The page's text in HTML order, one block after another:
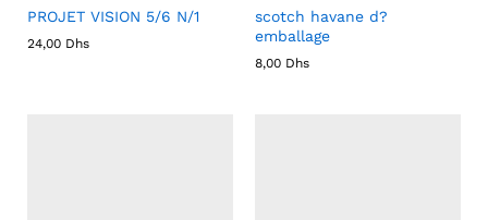
PROJET VISION 5/6 N/1
24,00 Dhs
scotch havane d?
emballage
8,00 Dhs